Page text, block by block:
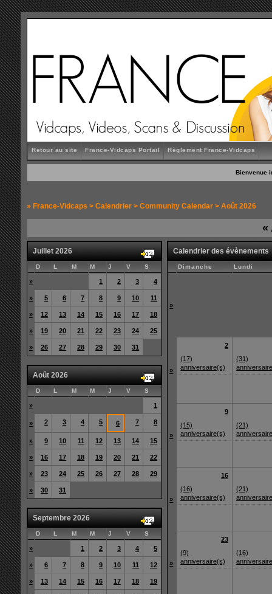
Retour au site France-Vidcaps Portail Règlement France-Vidcaps
Bienvenue
» France-Vidcaps >Calendrier >Community Calendar > Août 2026
«
Juillet 2026
D L M M J V S
» 1 2 3 4
» 5 6 7 8 9 10 11
» 12 13 14 15 16 17 18
» 19 20 21 22 23 24 25
» 26 27 28 29 30 31
Août 2026
D L M M J V S
» 1
» 2 3 4 5 6 7 8
» 9 10 11 12 13 14 15
» 16 17 18 19 20 21 22
» 23 24 25 26 27 28 29
» 30 31
Septembre 2026
D L M M J V S
» 1 2 3 4 5
» 6 7 8 9 10 11 12
» 13 14 15 16 17 18 19
Calendrier des évènements
Dimanche Lundi
»
»
2
(17)
anniversaire(s)
(31)
»
9
(15)
anniversaire(s)
(21)
»
16
(16)
anniversaire(s)
(21)
»
23
(9)
anniversaire(s)
(16)